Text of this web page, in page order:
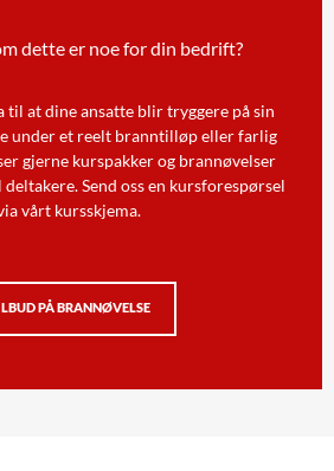
dette er noe for din bedrift?
til at dine ansatte blir tryggere på sin
under et reelt branntilløp eller farlig
gjerne kurspakker og brannøvelser
Send oss en kursforespørsel
vårt kursskjema.
PÅ BRANNØVELSE